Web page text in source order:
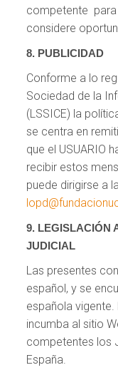
competente
considere
8. PUBLICIDAD
Conforme a lo
Sociedad de la
(LSSICE) la
se centra en
que el USUARIO
recibir estos
puede dirigirse a
9. LEGISLACIÓN
JUDICIAL
Las presentes
español, y se
española
incumba al sitio
competentes los
España.